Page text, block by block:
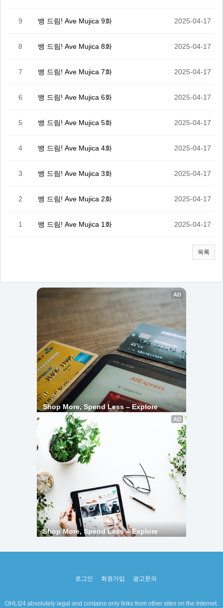
9 뱅 드림! Ave Mujica 9화 2025-04-17
8 뱅 드림! Ave Mujica 8화 2025-04-17
7 뱅 드림! Ave Mujica 7화 2025-04-17
6 뱅 드림! Ave Mujica 6화 2025-04-17
5 뱅 드림! Ave Mujica 5화 2025-04-17
4 뱅 드림! Ave Mujica 4화 2025-04-17
3 뱅 드림! Ave Mujica 3화 2025-04-17
2 뱅 드림! Ave Mujica 2화 2025-04-17
1 뱅 드림! Ave Mujica 1화 2025-04-17
목록
로그인 회원가입 광고문의
OHLI24 absolutely legal and contains only links from other sites on the Internet.